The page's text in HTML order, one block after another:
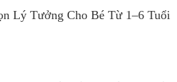
Lý Tưởng Cho Bé Từ 1–6 Tuổi